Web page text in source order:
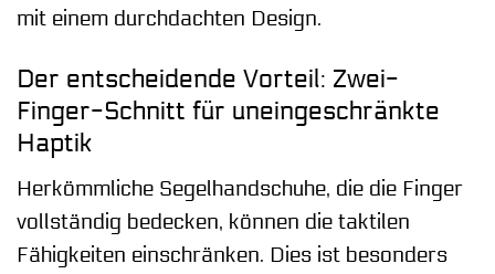
mit einem durchdachten Design.
Der entscheidende Vorteil: Zwei-
Finger-Schnitt für uneingeschränkte
Haptik
Herkömmliche Segelhandschuhe, die die Finger
vollständig bedecken, können die taktilen
Fähigkeiten einschränken. Dies ist besonders